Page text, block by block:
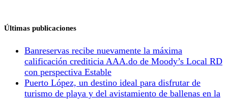
Últimas publicaciones
Banreservas recibe nuevamente la máxima
calificación crediticia AAA.do de Moody’s Local RD
con perspectiva Estable
Puerto López, un destino ideal para disfrutar de
turismo de playa y del avistamiento de ballenas en la